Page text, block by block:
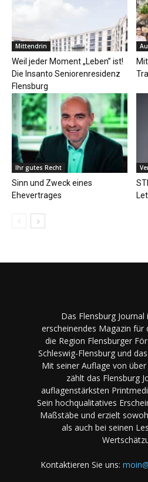
Mittendrin
Weil jeder Moment „Leben” ist!
Die Insanto Seniorenresidenz
Flensburg
Ihr gutes Recht
Sinn und Zweck eines
Ehevertrages
Das Flensburg
erscheinendes Magazin für
die Region Flensburger
Schleswig-Flensburg und
Mit seiner Auflage von
zählt das Flensburg
auflagenstärksten
Sein hochqualitatives
Maßstäbe und erzielt
als auch bei seinen
Kontaktieren Sie uns: